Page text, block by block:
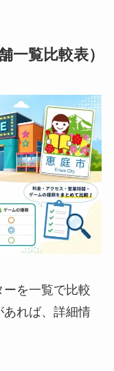
一覧比較表）
ーを一覧で比較
あれば、詳細情